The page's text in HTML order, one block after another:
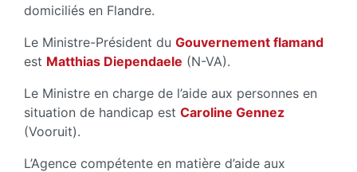
domiciliés en Flandre.
Le Ministre-Président du Gouvernement flamand
est Matthias Diependaele (N-VA).
Le Ministre en charge de l’aide aux personnes en
situation de handicap est Caroline Gennez
(Vooruit).
L’Agence compétente en matière d’aide aux